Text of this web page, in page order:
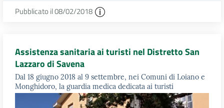
Pubblicato il 08/02/2018
Assistenza sanitaria ai turisti nel Distretto San
Lazzaro di Savena
Dal 18 giugno 2018 al 9 settembre, nei Comuni di Loiano e
Monghidoro, la guardia medica dedicata ai turisti